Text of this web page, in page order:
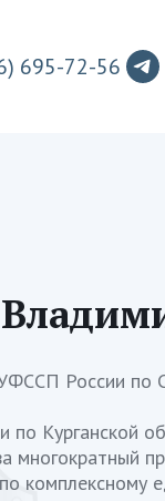
695-72-56
России по
Курганской
многократный
комплексному